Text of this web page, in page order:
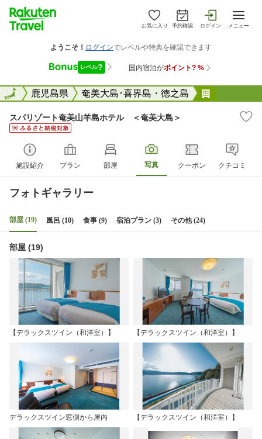
お気に入り 予約確認 ログイン メニュー
全国鹿児島県 奄美大島･喜界島・徳之島
全国
スパリゾート奄美山羊島ホテル ＜奄美大島＞
施設紹介 プラン 部屋 写真 クーポン クチコミ
フォトギャラリー
部屋 (19) 風呂 (10) 食事 (9) 宿泊プラン (3) その他 (24)
部屋 (19)
【デラックスツイン（和洋室）】 【デラックスツイン（和洋室）】
デラックスツイン窓側から屋内 【デラックスツイン（和洋室）】